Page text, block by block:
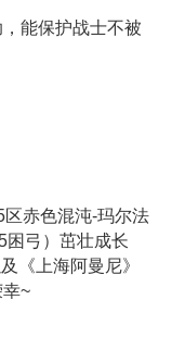
能保护战士不被
赤色混沌-玛尔法
困弓）茁壮成长
《上海阿曼尼》
~